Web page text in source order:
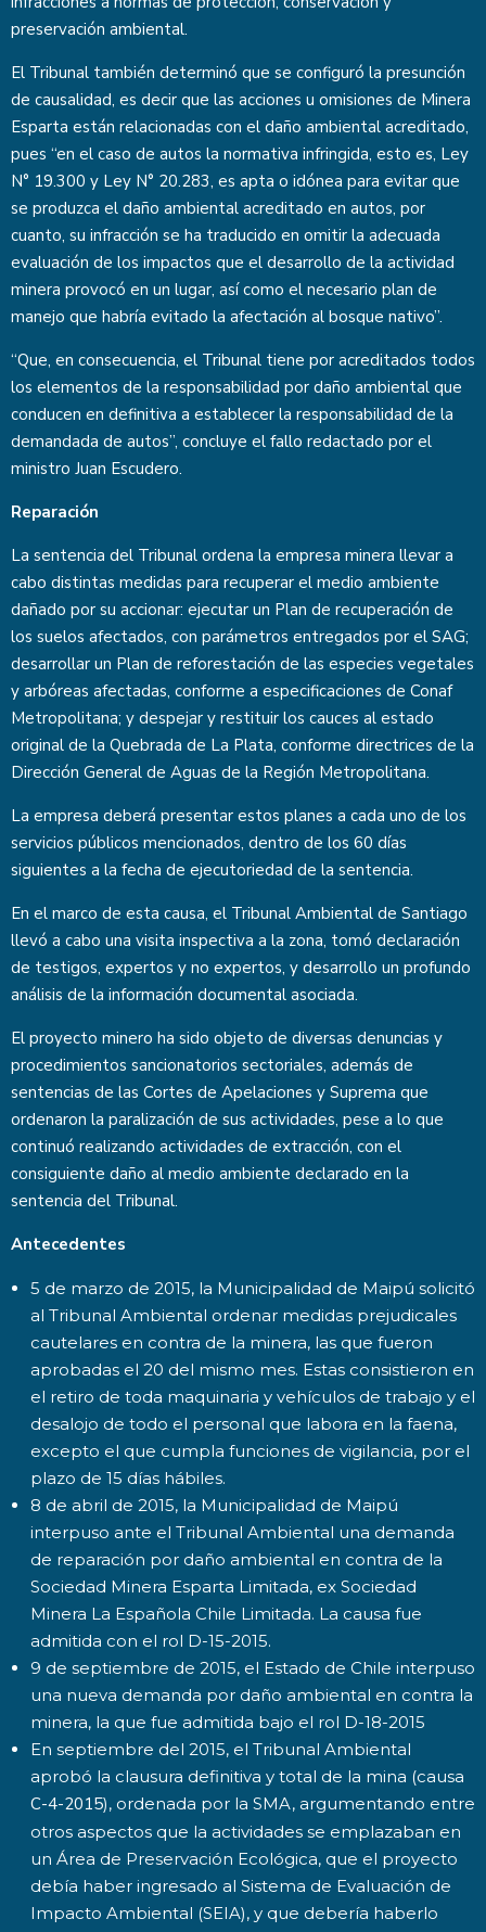
preservación ambiental.
El Tribunal también determinó que se configuró la presunción
de causalidad, es decir que las acciones u omisiones de Minera
Esparta están relacionadas con el daño ambiental acreditado,
pues “en el caso de autos la normativa infringida, esto es, Ley
N° 19.300 y Ley N° 20.283, es apta o idónea para evitar que
se produzca el daño ambiental acreditado en autos, por
cuanto, su infracción se ha traducido en omitir la adecuada
evaluación de los impactos que el desarrollo de la actividad
minera provocó en un lugar, así como el necesario plan de
manejo que habría evitado la afectación al bosque nativo”.
“Que, en consecuencia, el Tribunal tiene por acreditados todos
los elementos de la responsabilidad por daño ambiental que
conducen en definitiva a establecer la responsabilidad de la
demandada de autos”, concluye el fallo redactado por el
ministro Juan Escudero.
Reparación
La sentencia del Tribunal ordena la empresa minera llevar a
cabo distintas medidas para recuperar el medio ambiente
dañado por su accionar: ejecutar un Plan de recuperación de
los suelos afectados, con parámetros entregados por el SAG;
desarrollar un Plan de reforestación de las especies vegetales
y arbóreas afectadas, conforme a especificaciones de Conaf
Metropolitana; y despejar y restituir los cauces al estado
original de la Quebrada de La Plata, conforme directrices de la
Dirección General de Aguas de la Región Metropolitana.
La empresa deberá presentar estos planes a cada uno de los
servicios públicos mencionados, dentro de los 60 días
siguientes a la fecha de ejecutoriedad de la sentencia.
En el marco de esta causa, el Tribunal Ambiental de Santiago
llevó a cabo una visita inspectiva a la zona, tomó declaración
de testigos, expertos y no expertos, y desarrollo un profundo
análisis de la información documental asociada.
El proyecto minero ha sido objeto de diversas denuncias y
procedimientos sancionatorios sectoriales, además de
sentencias de las Cortes de Apelaciones y Suprema que
ordenaron la paralización de sus actividades, pese a lo que
continuó realizando actividades de extracción, con el
consiguiente daño al medio ambiente declarado en la
sentencia del Tribunal.
Antecedentes
5 de marzo de 2015, la Municipalidad de Maipú solicitó
al Tribunal Ambiental ordenar medidas prejudicales
cautelares en contra de la minera, las que fueron
aprobadas el 20 del mismo mes. Estas consistieron en
el retiro de toda maquinaria y vehículos de trabajo y el
desalojo de todo el personal que labora en la faena,
excepto el que cumpla funciones de vigilancia, por el
plazo de 15 días hábiles.
8 de abril de 2015, la Municipalidad de Maipú
interpuso ante el Tribunal Ambiental una demanda
de reparación por daño ambiental en contra de la
Sociedad Minera Esparta Limitada, ex Sociedad
Minera La Española Chile Limitada. La causa fue
admitida con el rol D-15-2015.
9 de septiembre de 2015, el Estado de Chile interpuso
una nueva demanda por daño ambiental en contra la
minera, la que fue admitida bajo el rol D-18-2015
En septiembre del 2015, el Tribunal Ambiental
aprobó la clausura definitiva y total de la mina (causa
C-4-2015), ordenada por la SMA, argumentando entre
otros aspectos que la actividades se emplazaban en
un Área de Preservación Ecológica, que el proyecto
debía haber ingresado al Sistema de Evaluación de
Impacto Ambiental (SEIA), y que debería haberlo